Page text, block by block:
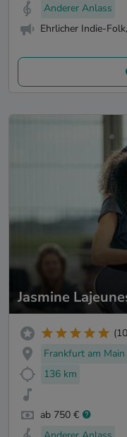
Anderer Anlass
Ehrlicher Indie-
Jasmine
Frankfurt am Main
136 km
ab 750 €